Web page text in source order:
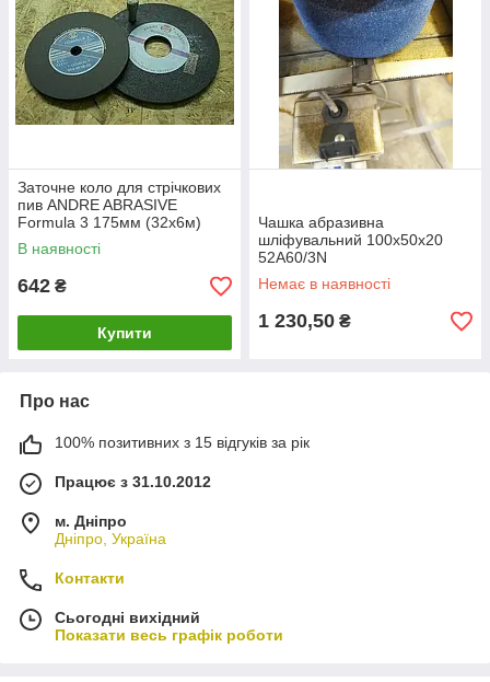
Заточне коло для стрічкових
пив ANDRE ABRASIVE
Formula 3 175мм (32x6м)
В наявності
642 ₴
Купити
Чашка абразивна
шліфувальний 100x50x20
52A60/3N
Немає в наявності
1 230,50 ₴
Про нас
100% позитивних з 15 відгуків за рік
Працює з 31.10.2012
м. Дніпро
Дніпро, Україна
Контакти
Сьогодні вихідний
Показати весь графік роботи